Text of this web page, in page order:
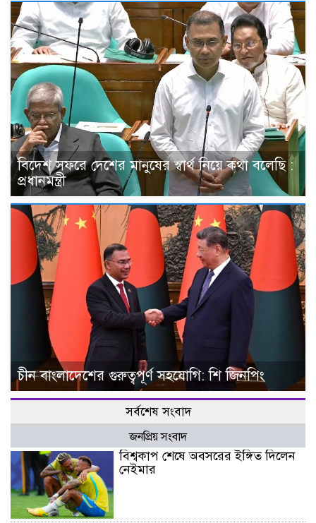
বিদেশ সফরে দেশের মানুষের স্বার্থ নিয়ে কথা বলেছি :
প্রধানমন্ত্রী
চীন বাংলাদেশের গুরুত্বপূর্ণ সহযোগি: শি জিনপিং
সর্বশেষ সংবাদ
জনপ্রিয় সংবাদ
বিশ্বকাপ শেষে অবসরের ইঙ্গিত দিলেন
নেইমার